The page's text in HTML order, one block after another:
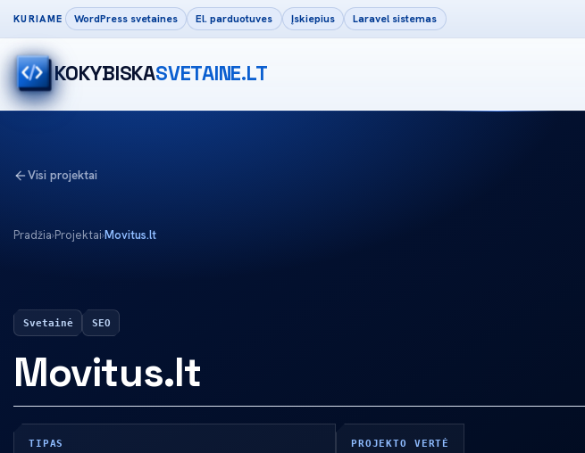
KURIAME WordPress svetaines El. parduotuves Įskiepius Laravel sistemas
KOKYBISKASVETAINE.LT
Visi projektai
Pradžia›Projektai›Movitus.lt
Svetainė SEO
Movitus.lt
TIPAS PROJEKTO VERTĖ